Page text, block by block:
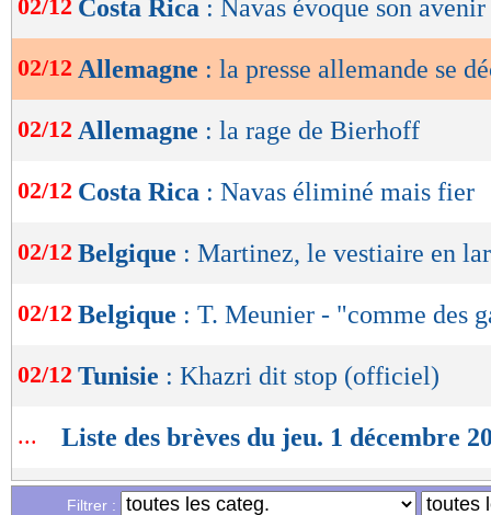
Lu 30.506 fois- Romain Rigaux
de
OK
02/12 Costa Rica : Navas évoque son avenir
02/12 Allemagne : la presse allemande se
02/12 Allemagne : la rage de Bierhoff
02/12 Costa Rica : Navas éliminé mais fier
02/12 Belgique : Martinez, le vestiaire en
02/12 Belgique : T. Meunier - "comme des
02/12 Tunisie : Khazri dit stop (officiel)
... Liste des brèves du jeu. 1 décembre
Liste des brèves du mer. 30 novembre
Filtrer :